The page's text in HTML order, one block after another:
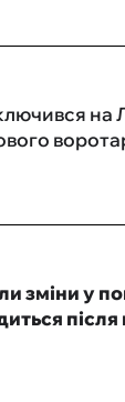
на
зміни у